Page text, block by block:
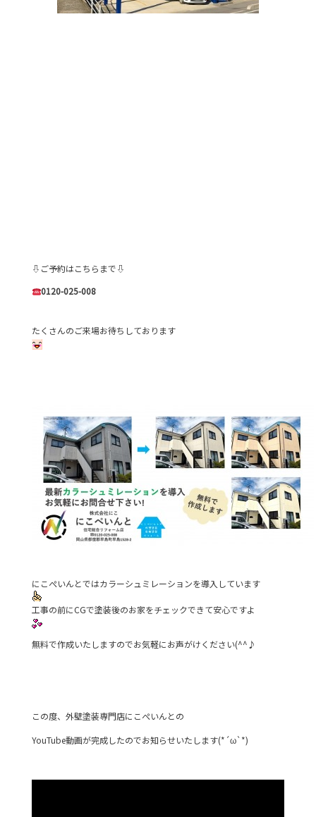
⇩ご予約はこちらまで⇩
0120-025-008
たくさんのご来場お待ちしております
にこぺいんとではカラーシュミレーションを導入しています
工事の前にCGで塗装後のお家をチェックできて安心ですよ
無料で作成いたしますのでお気軽にお声がけください(^^♪
この度、外壁塗装専門店にこぺいんとの
YouTube動画が完成したのでお知らせいたします(*´ω`*)